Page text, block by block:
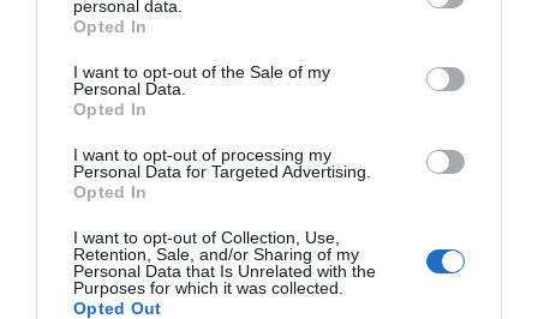
grant or deny consent to Google and its third-party tags to
use your data for below specified purposes in below Google
consent section.
personal data.
Opted In
I want to opt-out of the Sale of my
Personal Data.
Opted In
I want to opt-out of processing my
Personal Data for Targeted Advertising.
Opted In
I want to opt-out of Collection, Use,
Retention, Sale, and/or Sharing of my
Personal Data that Is Unrelated with the
Purposes for which it was collected.
Opted Out
12.05.2021 - 19:25